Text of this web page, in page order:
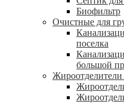
Биофильтр
Очистные для
поселка
большой